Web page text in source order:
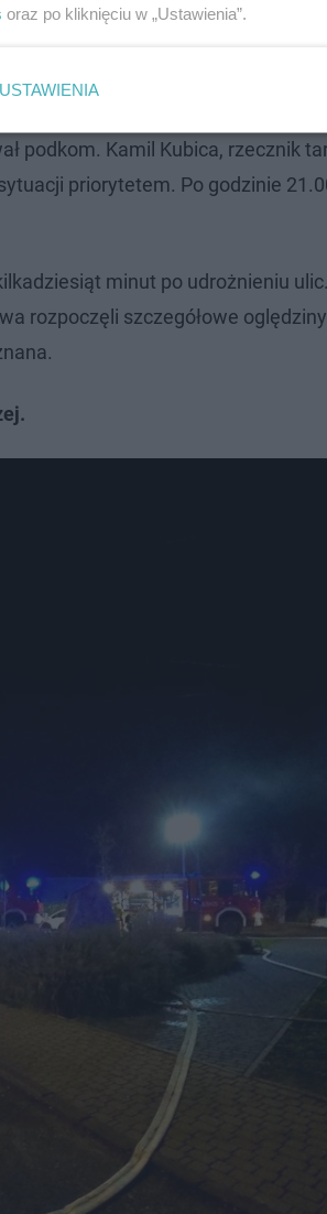
ruchem
zostały zamknięte dla ruchu.
podkom. Kamil Kubica, rzecznik
priorytetem. Po godzinie
minut po udrożnieniu
rozpoczęli szczegółowe
oraz po kliknięciu w „Ustawienia”.
USTAWIENIA